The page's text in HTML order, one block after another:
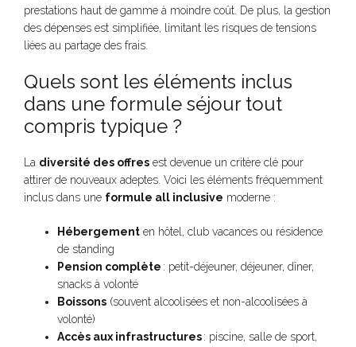
prestations haut de gamme à moindre coût. De plus, la gestion
des dépenses est simplifiée, limitant les risques de tensions
liées au partage des frais.
Quels sont les éléments inclus
dans une formule séjour tout
compris typique ?
La diversité des offres est devenue un critère clé pour
attirer de nouveaux adeptes. Voici les éléments fréquemment
inclus dans une formule all inclusive moderne :
Hébergement en hôtel, club vacances ou résidence
de standing
Pension complète : petit-déjeuner, déjeuner, dîner,
snacks à volonté
Boissons (souvent alcoolisées et non-alcoolisées à
volonté)
Accès aux infrastructures: piscine, salle de sport,